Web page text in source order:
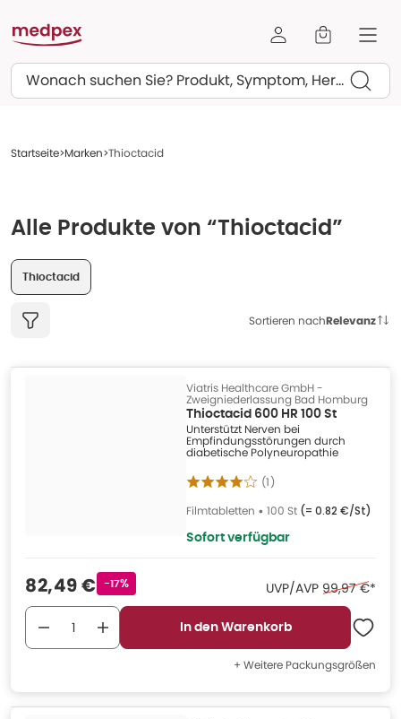
Suchen
Startseite Marken Thioctacid
Alle Produkte von “Thioctacid”
Thioctacid
Sortieren nachRelevanz
Viatris Healthcare GmbH -
Zweigniederlassung Bad Homburg
Thioctacid 600 HR 100 St
Unterstützt Nerven bei
Empfindungsstörungen durch
diabetische Polyneuropathie
(1)
Filmtabletten • 100 St (= 0.82 €/St)
Sofort verfügbar
Verkaufspreis
82,49 € Rabattstempel
-17% UVP/AVP Ehemaliger
99,97 €*
In den Warenkorb
+ Weitere Packungsgrößen